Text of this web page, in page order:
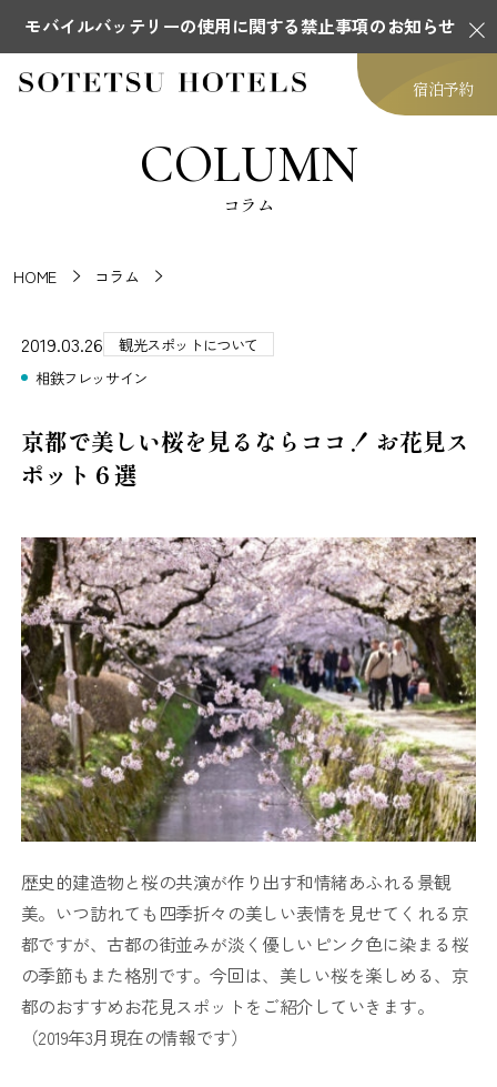
モバイルバッテリーの使用に関する禁止事項のお知らせ
宿泊予約
COLUMN
コラム
HOME コラム
2019.03.26
観光スポットについて
相鉄フレッサイン
京都で美しい桜を見るならココ！ お花見ス
ポット６選
歴史的建造物と桜の共演が作り出す和情緒あふれる景観
美。いつ訪れても四季折々の美しい表情を見せてくれる京
都ですが、古都の街並みが淡く優しいピンク色に染まる桜
の季節もまた格別です。今回は、美しい桜を楽しめる、京
都のおすすめお花見スポットをご紹介していきます。
（2019年3月現在の情報です）